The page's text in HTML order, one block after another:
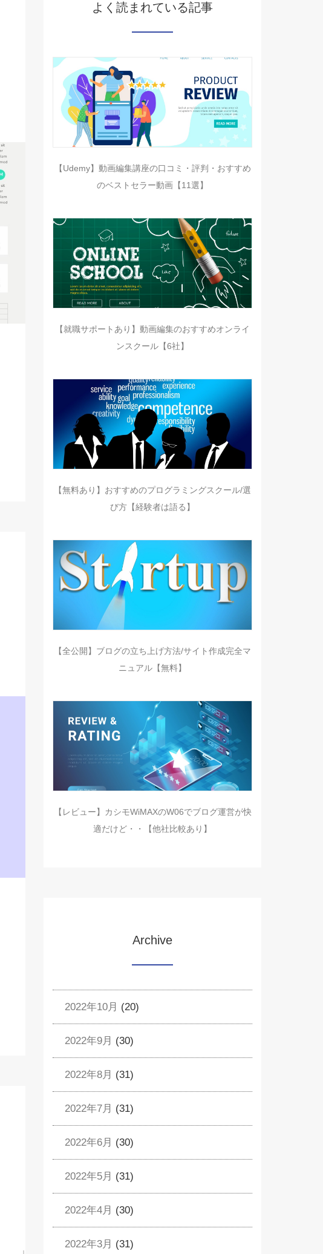
よく読まれている記事
【Udemy】動画編集講座の口コミ・評判・おすすめ
のベストセラー動画【11選】
【就職サポートあり】動画編集のおすすめオンライ
ンスクール【6社】
【無料あり】おすすめのプログラミングスクール/選
び方【経験者は語る】
【全公開】ブログの立ち上げ方法/サイト作成完全マ
ニュアル【無料】
【レビュー】カシモWiMAXのW06でブログ運営が快
適だけど・・【他社比較あり】
Archive
2022年10月 (20)
2022年9月 (30)
2022年8月 (31)
2022年7月 (31)
2022年6月 (30)
2022年5月 (31)
2022年4月 (30)
2022年3月 (31)